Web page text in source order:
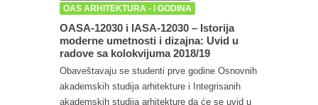
OAS ARHITEKTURA - I GODINA
OASA-12030 i IASA-12030 – Istorija
moderne umetnosti i dizajna: Uvid u
radove sa kolokvijuma 2018/19
Obaveštavaju se studenti prve godine Osnovnih
akademskih studija arhitekture i Integrisanih
akademskih studija arhitekture da će se uvid u